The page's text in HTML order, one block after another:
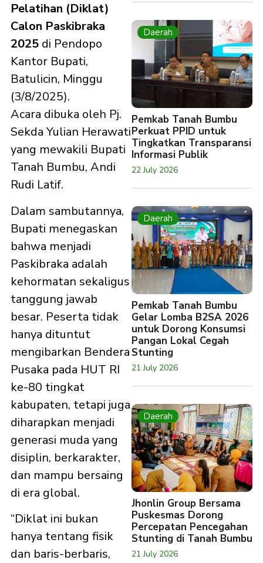
Pelatihan (Diklat)
Calon Paskibraka
2025 di Pendopo
Kantor Bupati,
Batulicin, Minggu
(3/8/2025).
Acara dibuka oleh Pj.
Sekda Yulian Herawati
yang mewakili Bupati
Tanah Bumbu, Andi
Rudi Latif.
Dalam sambutannya,
Bupati menegaskan
bahwa menjadi
Paskibraka adalah
kehormatan sekaligus
tanggung jawab
besar. Peserta tidak
hanya dituntut
mengibarkan Bendera
Pusaka pada HUT RI
ke-80 tingkat
kabupaten, tetapi juga
diharapkan menjadi
generasi muda yang
disiplin, berkarakter,
dan mampu bersaing
di era global.
“Diklat ini bukan
hanya tentang fisik
dan baris-berbaris,
Daerah
Pemkab Tanah Bumbu
Perkuat PPID untuk
Tingkatkan Transparansi
Informasi Publik
22 July 2026
Daerah
Pemkab Tanah Bumbu
Gelar Lomba B2SA 2026
untuk Dorong Konsumsi
Pangan Lokal Cegah
Stunting
21 July 2026
Daerah
Jhonlin Group Bersama
Puskesmas Dorong
Percepatan Pencegahan
Stunting di Tanah Bumbu
21 July 2026